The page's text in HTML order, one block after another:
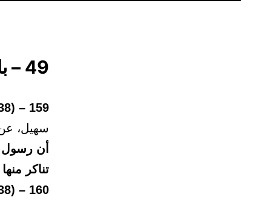
49 – باب الأرواح جنود مجندة
159 – (2638)
سهيل،
أن رسول
تناكر
160 – (2638)